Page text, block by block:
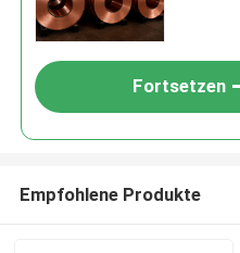
Fortsetzen
Empfohlene Produkte